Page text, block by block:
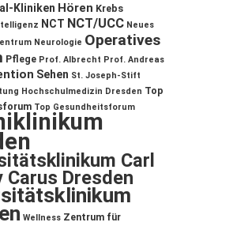
Kliniken Hören Krebs
NCT NCT/UCC Neues
Neurologie Operatives
Pflege Prof. Albrecht Prof. Andreas
Sehen St. Joseph-Stift
Hochschulmedizin Dresden Top
Top Gesundheitsforum
Carl
Carus Dresden
Wellness Zentrum für